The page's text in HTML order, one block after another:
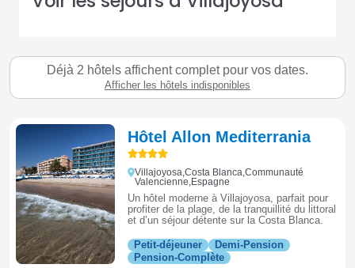
Déjà 2 hôtels affichent complet pour vos dates.
Afficher les hôtels indisponibles
Hôtel Allon Mediterrania
Villajoyosa,Costa Blanca,Communauté
Valencienne,Espagne
Un hôtel moderne à Villajoyosa, parfait pour
profiter de la plage, de la tranquillité du littoral
et d’un séjour détente sur la Costa Blanca.
Petit-déjeuner
Demi-Pension
Pension-Complète